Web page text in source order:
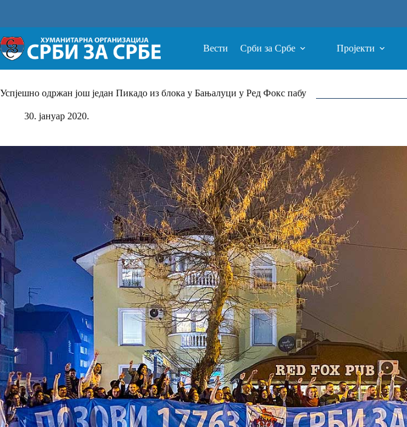
Вести Срби за Србе Пројекти
Успјешно одржан још један Пикадо из блока у Бањалуци у Ред Фокс пабу
30. јануар 2020.